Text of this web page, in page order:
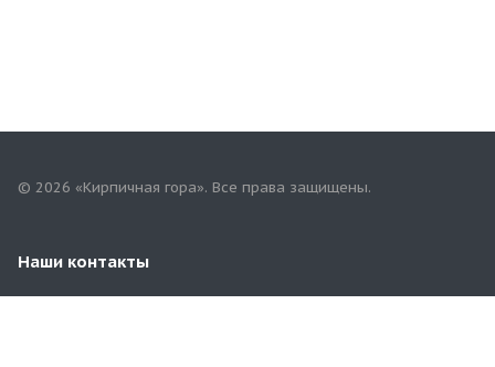
© 2026 «Кирпичная гора». Все права защищены.
Наши контакты
8 (8482) 79-06-30